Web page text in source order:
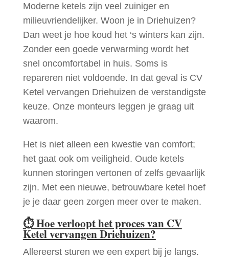
Moderne ketels zijn veel zuiniger en
milieuvriendelijker. Woon je in Driehuizen?
Dan weet je hoe koud het ‘s winters kan zijn.
Zonder een goede verwarming wordt het
snel oncomfortabel in huis. Soms is
repareren niet voldoende. In dat geval is CV
Ketel vervangen Driehuizen de verstandigste
keuze. Onze monteurs leggen je graag uit
waarom.
Het is niet alleen een kwestie van comfort;
het gaat ook om veiligheid. Oude ketels
kunnen storingen vertonen of zelfs gevaarlijk
zijn. Met een nieuwe, betrouwbare ketel hoef
je je daar geen zorgen meer over te maken.
⏱Hoe verloopt het proces van CV
Ketel vervangen Driehuizen?
Allereerst sturen we een expert bij je langs.